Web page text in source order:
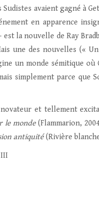
avaient gagné à
en apparence
la nouvelle de Ray
une des nouvelles («
un monde sémitique
simplement parce que
et tellement
le monde(Flammarion,
antiquité(Rivière